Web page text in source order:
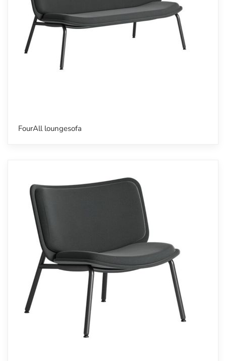
FourAll loungesofa